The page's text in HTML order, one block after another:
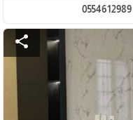
share